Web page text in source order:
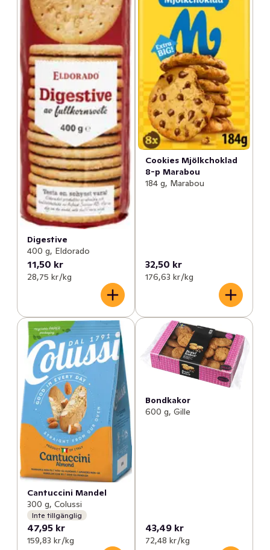
Digestive
400 g, Eldorado
11,50 kr
28,75 kr /kg
Cookies Mjölkchoklad
8-p Marabou
184 g, Marabou
32,50 kr
176,63 kr /kg
Cantuccini Mandel
300 g, Colussi
Inte tillgänglig
47,95 kr
159,83 kr /kg
Bondkakor
600 g, Gille
43,49 kr
72,48 kr /kg